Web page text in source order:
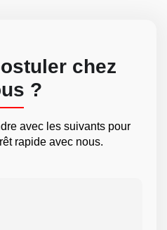
chez
?
avec les suivants pour
rapide avec nous.